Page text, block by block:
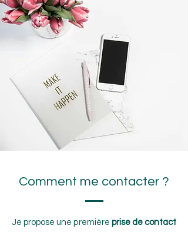
Comment me contacter ?
Je propose une première prise de contact